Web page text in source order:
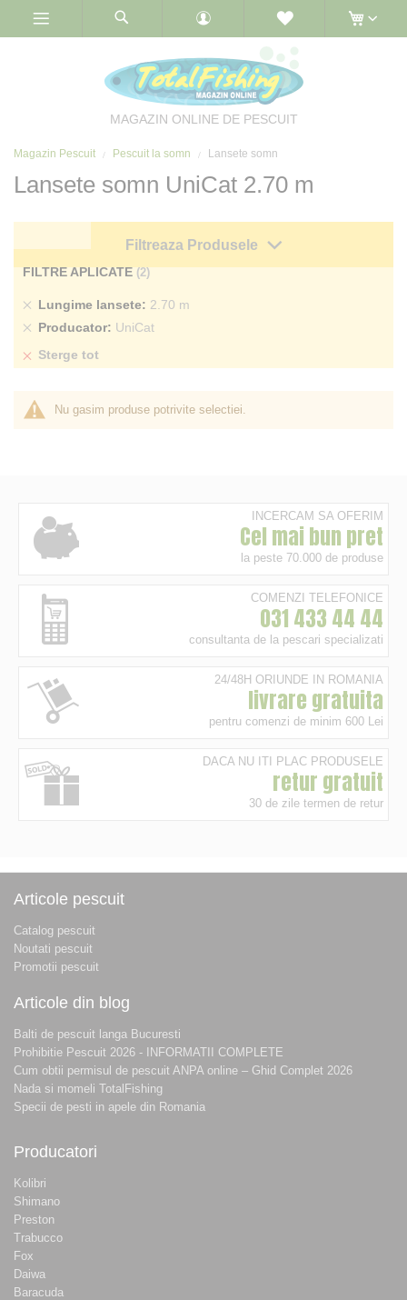
MAGAZIN ONLINE DE PESCUIT
Magazin Pescuit Pescuit la somn Lansete somn
Lansete somn UniCat 2.70 m
Nu gasim produse potrivite selectiei.
Filtreaza Produsele
FILTRE APLICATE
Lungime lansete 2.70 m
Sterge
produs
Producator UniCat
Sterge
Sterge tot
INCERCAM SA OFERIM
Cel mai bun pret
la peste 70.000 de produse
COMENZI TELEFONICE
031 433 44 44
consultanta de la pescari specializati
24/48H ORIUNDE IN ROMANIA
livrare gratuita
pentru comenzi de minim 600 Lei
DACA NU ITI PLAC PRODUSELE
retur gratuit
30 de zile termen de retur
Articole pescuit
Catalog pescuit
Noutati pescuit
Promotii pescuit
Articole din blog
Balti de pescuit langa Bucuresti
Prohibitie Pescuit 2026 - INFORMATII COMPLETE
Cum obtii permisul de pescuit ANPA online – Ghid Complet 2026
Nada si momeli TotalFishing
Specii de pesti in apele din Romania
Producatori
Kolibri
Shimano
Preston
Trabucco
Fox
Daiwa
Baracuda